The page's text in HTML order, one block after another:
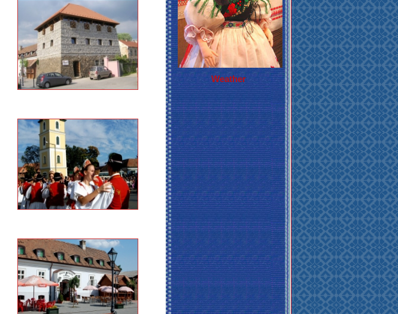
Weather